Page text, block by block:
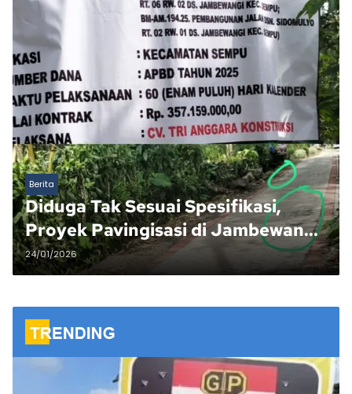
Berita
Diduga Tak Sesuai Spesifikasi,
Proyek Pavingisasi di Jambewangi
Sempu Berpotensi Rugikan
Negara.
24/01/2026